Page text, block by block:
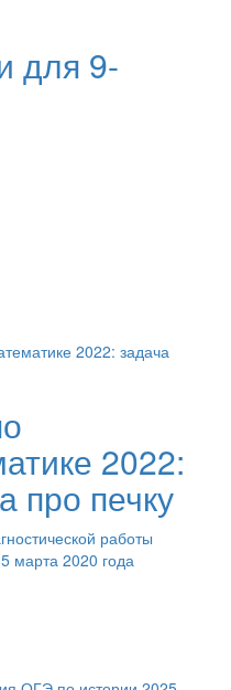
для 9-
2022:
про печку
работы
марта 2020 года